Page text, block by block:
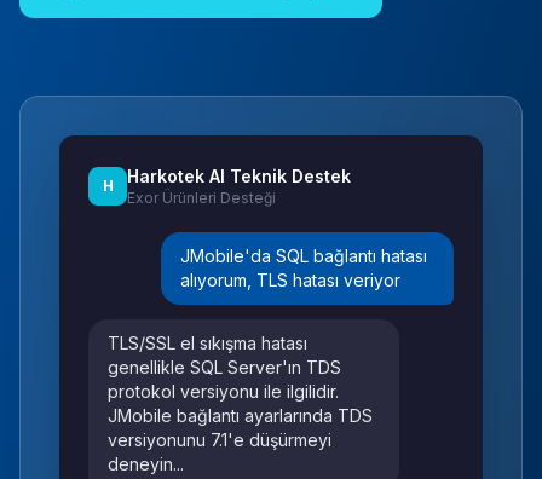
H Harkotek AI Teknik Destek
Exor Ürünleri Desteği
JMobile'da SQL bağlantı hatası
alıyorum, TLS hatası veriyor
TLS/SSL el sıkışma hatası
genellikle SQL Server'ın TDS
protokol versiyonu ile ilgilidir.
JMobile bağlantı ayarlarında TDS
versiyonunu 7.1'e düşürmeyi
deneyin...